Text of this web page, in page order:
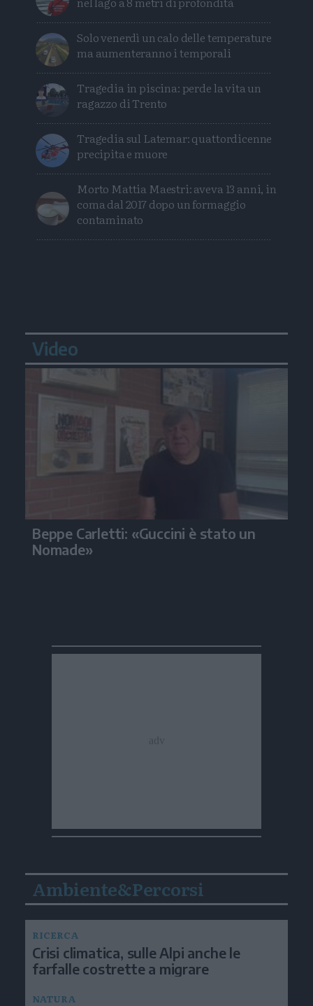
Solo venerdì un calo delle temperature
ma aumenteranno i temporali
Tragedia in piscina: perde la vita un
ragazzo di Trento
Tragedia sul Latemar: quattordicenne
precipita e muore
Morto Mattia Maestri: aveva 13 anni, in
coma dal 2017 dopo un formaggio
contaminato
Video
Beppe Carletti: «Guccini è stato un
Nomade»
Ambiente&Percorsi
RICERCA
Crisi climatica, sulle Alpi anche le
farfalle costrette a migrare
NATURA